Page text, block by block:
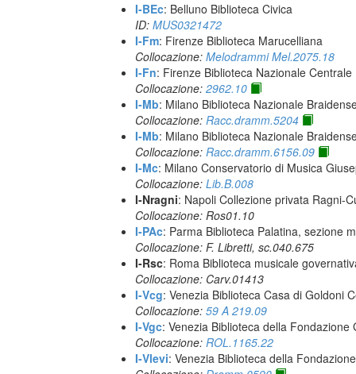
I-BEc: Belluno Biblioteca Civica
ID: MUS0321472
I-Fm: Firenze Biblioteca Marucelliana
Collocazione: Melodrammi Mel.2075.18
I-Fn: Firenze Biblioteca Nazionale Centrale
Collocazione: 2962.10
I-Mb: Milano Biblioteca Nazionale
Collocazione: Racc.dramm.5204
I-Mb: Milano Biblioteca Nazionale
Collocazione: Racc.dramm.6156.09
I-Mc: Milano Conservatorio di Musica
Collocazione: Lib.B.008
I-Nragni: Napoli Collezione privata Ragni-
Collocazione: Ros01.10
I-PAc: Parma Biblioteca Palatina, sezione
Collocazione: F. Libretti, sc.040.675
I-Rsc: Roma Biblioteca musicale
Collocazione: Carv.01413
I-Vcg: Venezia Biblioteca Casa di Goldoni
Collocazione: 59 A 219.09
I-Vgc: Venezia Biblioteca della Fondazione
Collocazione: ROL.1165.22
I-Vlevi: Venezia Biblioteca della